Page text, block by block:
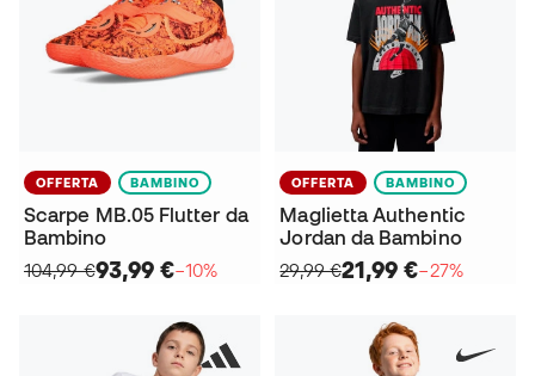
OFFERTA BAMBINO
Scarpe MB.05 Flutter da
Bambino
104,99 €93,99 €−10%
OFFERTA BAMBINO
Maglietta Authentic
Jordan da Bambino
29,99 €21,99 €−27%